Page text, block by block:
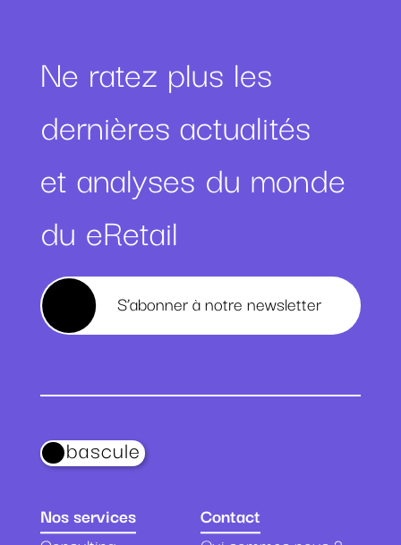
Ne ratez plus les
dernières actualités
et analyses du monde
du eRetail
S’abonner à notre newsletter
Nos services
Contact
bascule